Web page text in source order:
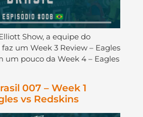
Show, a equipe do
um Week 3 Review – Eagles
um pouco da Week 4 – Eagles
007 – Week 1
vs Redskins